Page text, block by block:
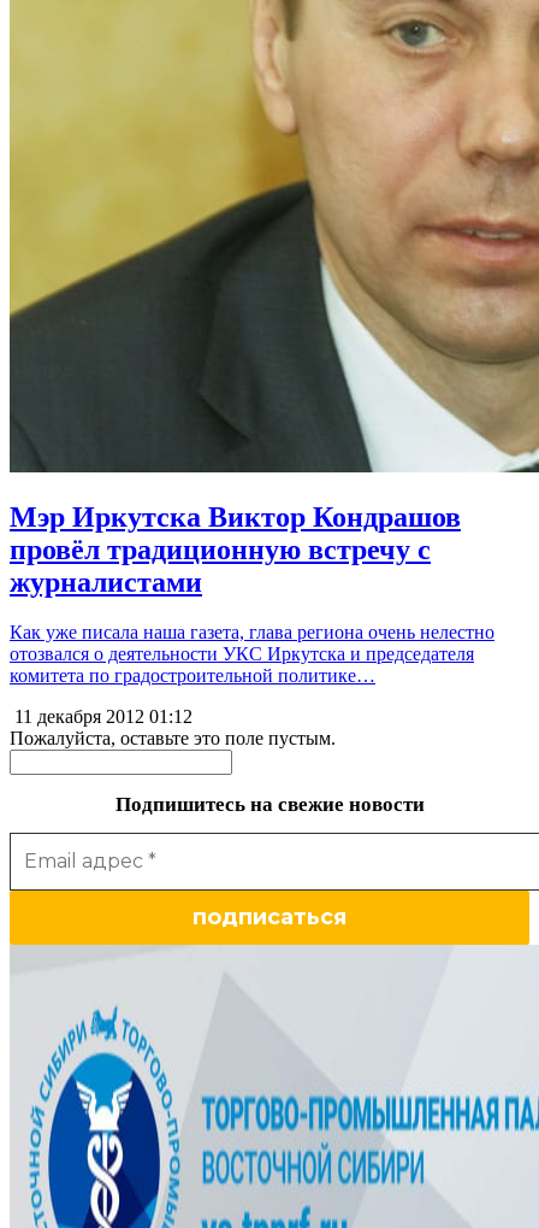
Мэр Иркутска Виктор Кондрашов
провёл традиционную встречу с
журналистами
Как уже писала наша газета, глава региона очень нелестно
отозвался о деятельности УКС Иркутска и председателя
комитета по градостроительной политике…
11 декабря 2012 01:12
Пожалуйста, оставьте это поле пустым.
Подпишитесь на свежие новости